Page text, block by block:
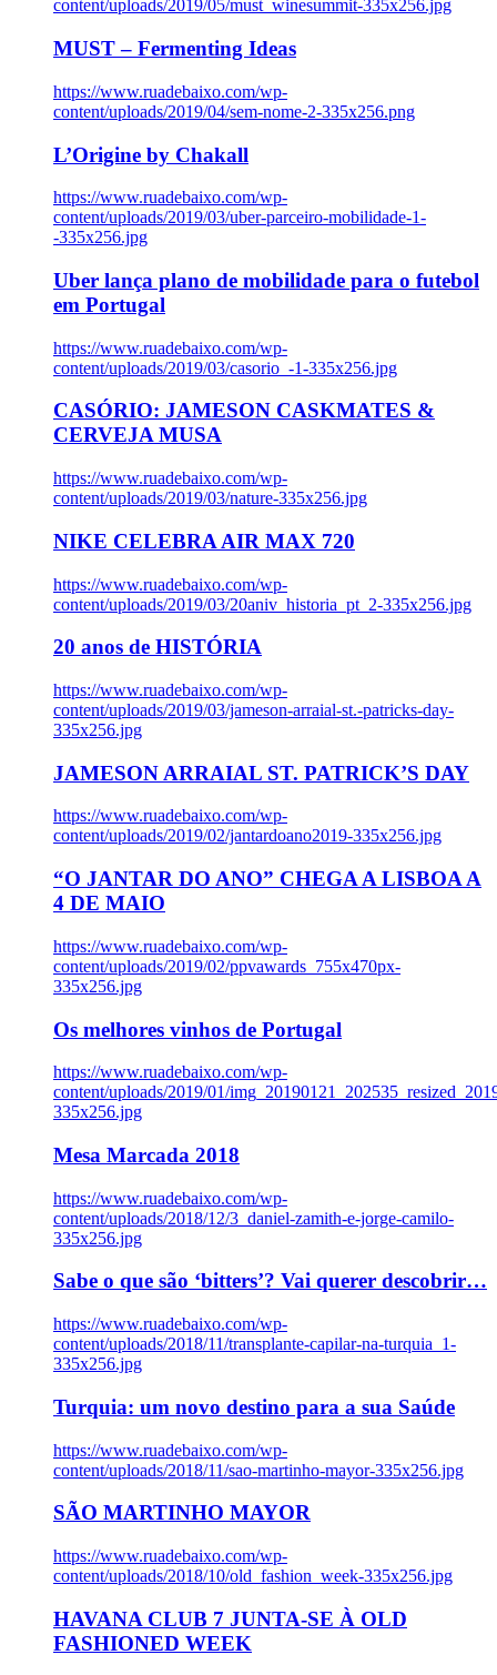
content/uploads/2019/05/must_winesummit-335x256.jpg
MUST – Fermenting Ideas
https://www.ruadebaixo.com/wp-
content/uploads/2019/04/sem-nome-2-335x256.png
L’Origine by Chakall
https://www.ruadebaixo.com/wp-
content/uploads/2019/03/uber-parceiro-mobilidade-1-
-335x256.jpg
Uber lança plano de mobilidade para o futebol
em Portugal
https://www.ruadebaixo.com/wp-
content/uploads/2019/03/casorio_-1-335x256.jpg
CASÓRIO: JAMESON CASKMATES &
CERVEJA MUSA
https://www.ruadebaixo.com/wp-
content/uploads/2019/03/nature-335x256.jpg
NIKE CELEBRA AIR MAX 720
https://www.ruadebaixo.com/wp-
content/uploads/2019/03/20aniv_historia_pt_2-335x256.jpg
20 anos de HISTÓRIA
https://www.ruadebaixo.com/wp-
content/uploads/2019/03/jameson-arraial-st.-patricks-day-
335x256.jpg
JAMESON ARRAIAL ST. PATRICK’S DAY
https://www.ruadebaixo.com/wp-
content/uploads/2019/02/jantardoano2019-335x256.jpg
“O JANTAR DO ANO” CHEGA A LISBOA A
4 DE MAIO
https://www.ruadebaixo.com/wp-
content/uploads/2019/02/ppvawards_755x470px-
335x256.jpg
Os melhores vinhos de Portugal
https://www.ruadebaixo.com/wp-
content/uploads/2019/01/
335x256.jpg
Mesa Marcada 2018
https://www.ruadebaixo.com/wp-
content/uploads/2018/12/3_daniel-zamith-e-jorge-camilo-
335x256.jpg
Sabe o que são ‘bitters’? Vai querer descobrir…
https://www.ruadebaixo.com/wp-
content/uploads/2018/11/transplante-capilar-na-turquia_1-
335x256.jpg
Turquia: um novo destino para a sua Saúde
https://www.ruadebaixo.com/wp-
content/uploads/2018/11/sao-martinho-mayor-335x256.jpg
SÃO MARTINHO MAYOR
https://www.ruadebaixo.com/wp-
content/uploads/2018/10/old_fashion_week-335x256.jpg
HAVANA CLUB 7 JUNTA-SE À OLD
FASHIONED WEEK